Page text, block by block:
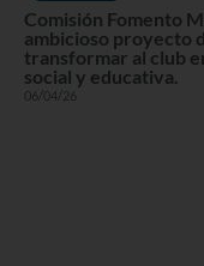
Comisión Fomento
ambicioso proyecto
transformar al club
social y educativa.
06/04/26